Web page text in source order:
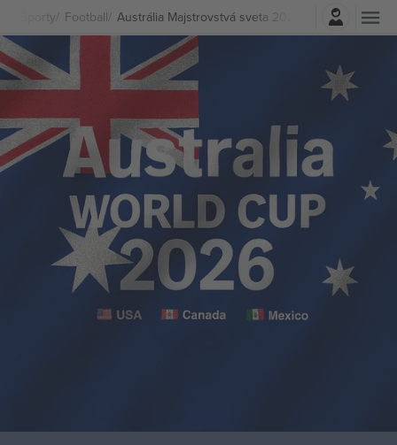
Športy Football Austrália Majstrovstvá sveta 2026 lístkov
Prihlásenie